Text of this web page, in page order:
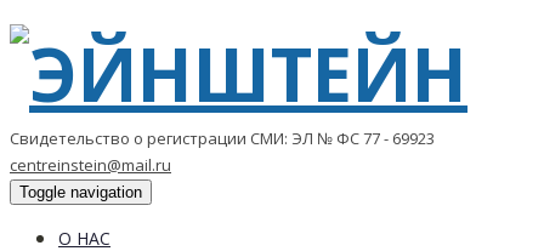
Свидетельство о регистрации СМИ: ЭЛ № ФС 77 - 69923
centreinstein@mail.ru
Toggle navigation
О НАС